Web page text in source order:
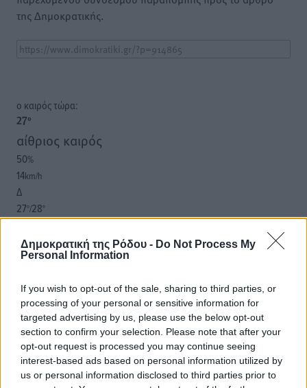
Δημοκρατική της Ρόδου - Do Not Process My
Personal Information
If you wish to opt-out of the sale, sharing to third parties, or
processing of your personal or sensitive information for
targeted advertising by us, please use the below opt-out
section to confirm your selection. Please note that after your
opt-out request is processed you may continue seeing
interest-based ads based on personal information utilized by
us or personal information disclosed to third parties prior to
της Δημοκρατικής.
o καιρός τώρα:
27°
αίθριος καιρός
50%
14km/h
Δ
27°/28°
20:08
πρόγνωση:
ΠΑ
28°
ΣΑ
29
ΚΥ
29°